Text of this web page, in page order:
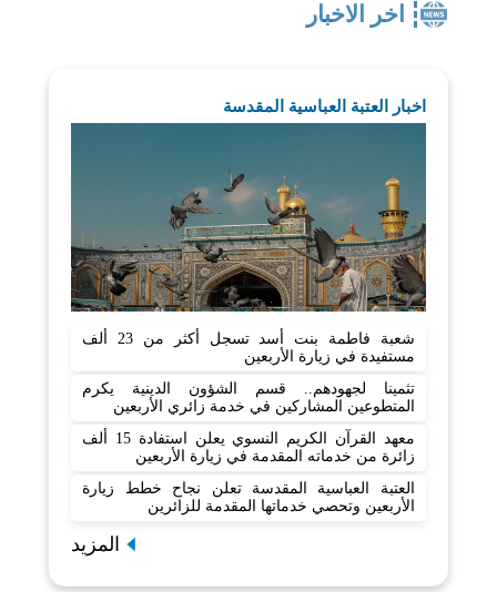
اخر الاخبار
اخبار العتبة العباسية المقدسة
شعبة فاطمة بنت أسد تسجل أكثر من 23 ألف
مستفيدة في زيارة الأربعين
تثمينا لجهودهم.. قسم الشؤون الدينية يكرم
المتطوعين المشاركين في خدمة زائري الأربعين
معهد القرآن الكريم النسوي يعلن استفادة 15 ألف
زائرة من خدماته المقدمة في زيارة الأربعين
العتبة العباسية المقدسة تعلن نجاح خطط زيارة
الأربعين وتحصي خدماتها المقدمة للزائرين
المزيد